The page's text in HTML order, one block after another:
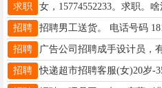
求职
招聘 招聘男工送货。 电话号码
招聘
招聘